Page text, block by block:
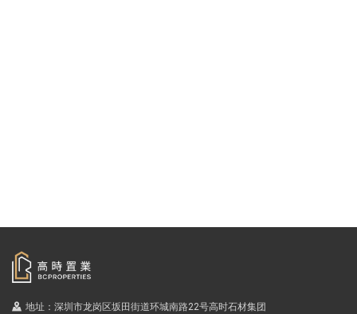
地址：深圳市龙岗区坂田街道环城南路22号高时石材集团